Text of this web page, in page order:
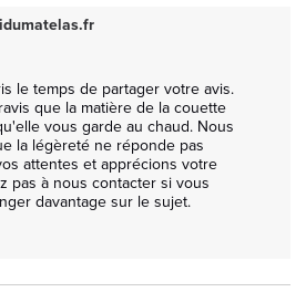
le temps de partager votre avis.
que la matière de la couette
vous garde au chaud. Nous
la légèreté ne réponde pas
attentes et apprécions votre
pas à nous contacter si vous
davantage sur le sujet.